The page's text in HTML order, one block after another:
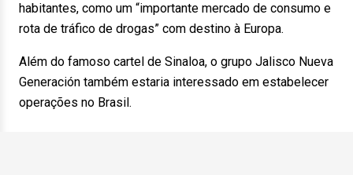
habitantes, como um “importante mercado de consumo e
rota de tráfico de drogas” com destino à Europa.
Além do famoso cartel de Sinaloa, o grupo Jalisco Nueva
Generación também estaria interessado em estabelecer
operações no Brasil.